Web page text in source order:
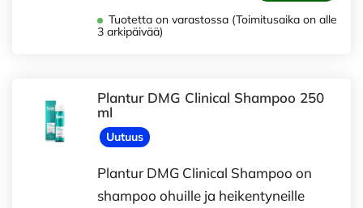
Tuotetta on varastossa (Toimitusaika on alle
3 arkipäivää)
Plantur DMG Clinical Shampoo 250
ml
Uutuus
Plantur DMG Clinical Shampoo on
shampoo ohuille ja heikentyneille